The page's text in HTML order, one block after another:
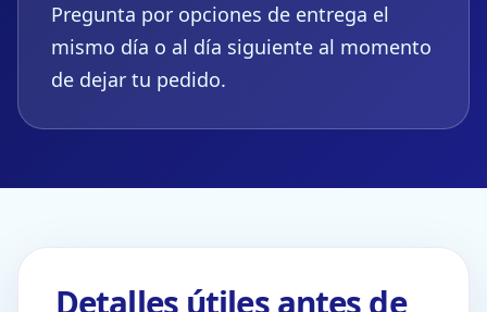
Pregunta por opciones de entrega el
mismo día o al día siguiente al momento
de dejar tu pedido.
Detalles útiles antes de